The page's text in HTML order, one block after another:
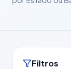
Filtros